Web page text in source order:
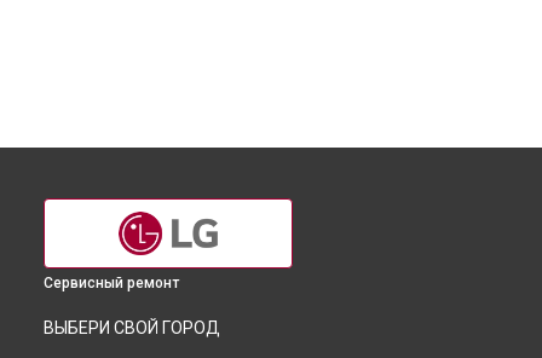
Сервисный ремонт
ВЫБЕРИ СВОЙ ГОРОД